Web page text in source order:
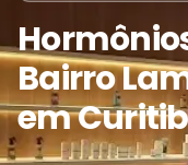
Bairro
em